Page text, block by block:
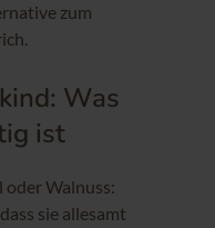
zum
Was
ist
oder Walnuss:
sie allesamt